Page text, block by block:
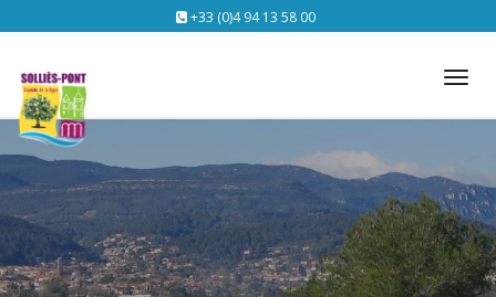
+33 (0)4 94 13 58 00